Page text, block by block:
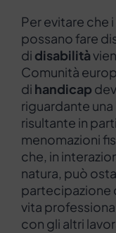
Per evitare che
possano fare
di disabilità
Comunità
di handicap
riguardante
risultante in
menomazioni
che, in
natura, può
partecipazione
vita
con gli altri